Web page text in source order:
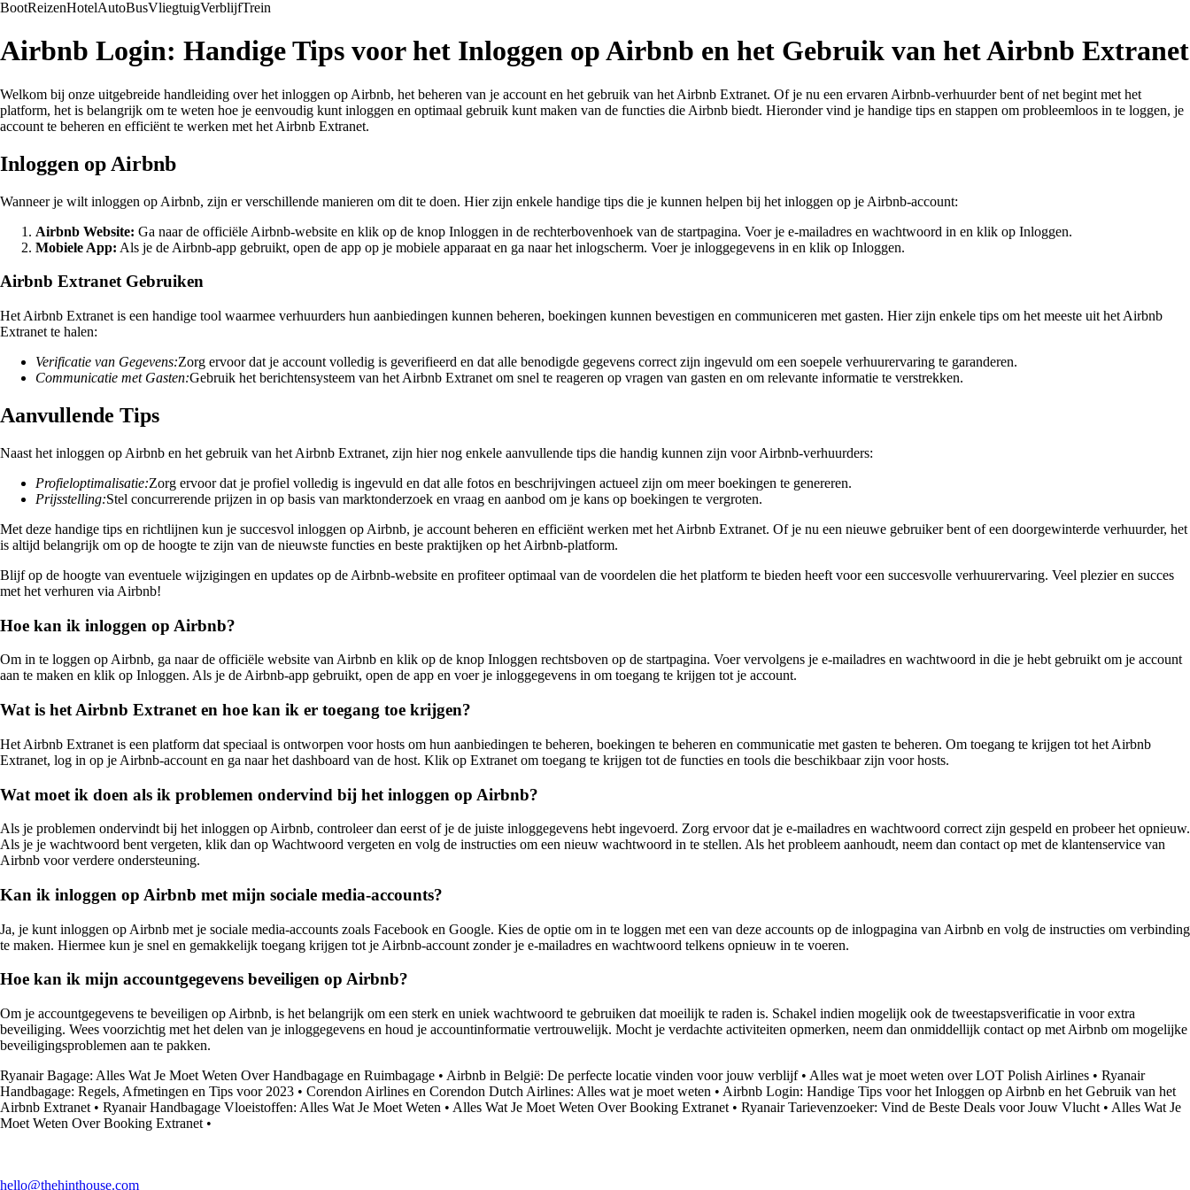
BootReizenHotelAutoBusVliegtuigVerblijfTrein
Airbnb Login: Handige Tips voor het Inloggen op Airbnb en het Gebruik van het Airbnb Extranet
Welkom bij onze uitgebreide handleiding over het inloggen op Airbnb, het beheren van je account en het gebruik van het Airbnb Extranet. Of je nu een ervaren Airbnb-verhuurder bent of net begint met het
platform, het is belangrijk om te weten hoe je eenvoudig kunt inloggen en optimaal gebruik kunt maken van de functies die Airbnb biedt. Hieronder vind je handige tips en stappen om probleemloos in te loggen, je
account te beheren en efficiënt te werken met het Airbnb Extranet.
Inloggen op Airbnb
Wanneer je wilt inloggen op Airbnb, zijn er verschillende manieren om dit te doen. Hier zijn enkele handige tips die je kunnen helpen bij het inloggen op je Airbnb-account:
Airbnb Website: Ga naar de officiële Airbnb-website en klik op de knop Inloggen in de rechterbovenhoek van de startpagina. Voer je e-mailadres en wachtwoord in en klik op Inloggen.
Mobiele App: Als je de Airbnb-app gebruikt, open de app op je mobiele apparaat en ga naar het inlogscherm. Voer je inloggegevens in en klik op Inloggen.
Airbnb Extranet Gebruiken
Het Airbnb Extranet is een handige tool waarmee verhuurders hun aanbiedingen kunnen beheren, boekingen kunnen bevestigen en communiceren met gasten. Hier zijn enkele tips om het meeste uit het Airbnb
Extranet te halen:
Verificatie van Gegevens:Zorg ervoor dat je account volledig is geverifieerd en dat alle benodigde gegevens correct zijn ingevuld om een soepele verhuurervaring te garanderen.
Communicatie met Gasten:Gebruik het berichtensysteem van het Airbnb Extranet om snel te reageren op vragen van gasten en om relevante informatie te verstrekken.
Aanvullende Tips
Naast het inloggen op Airbnb en het gebruik van het Airbnb Extranet, zijn hier nog enkele aanvullende tips die handig kunnen zijn voor Airbnb-verhuurders:
Profieloptimalisatie:Zorg ervoor dat je profiel volledig is ingevuld en dat alle fotos en beschrijvingen actueel zijn om meer boekingen te genereren.
Prijsstelling:Stel concurrerende prijzen in op basis van marktonderzoek en vraag en aanbod om je kans op boekingen te vergroten.
Met deze handige tips en richtlijnen kun je succesvol inloggen op Airbnb, je account beheren en efficiënt werken met het Airbnb Extranet. Of je nu een nieuwe gebruiker bent of een doorgewinterde verhuurder, het
is altijd belangrijk om op de hoogte te zijn van de nieuwste functies en beste praktijken op het Airbnb-platform.
Blijf op de hoogte van eventuele wijzigingen en updates op de Airbnb-website en profiteer optimaal van de voordelen die het platform te bieden heeft voor een succesvolle verhuurervaring. Veel plezier en succes
met het verhuren via Airbnb!
Hoe kan ik inloggen op Airbnb?
Om in te loggen op Airbnb, ga naar de officiële website van Airbnb en klik op de knop Inloggen rechtsboven op de startpagina. Voer vervolgens je e-mailadres en wachtwoord in die je hebt gebruikt om je account
aan te maken en klik op Inloggen. Als je de Airbnb-app gebruikt, open de app en voer je inloggegevens in om toegang te krijgen tot je account.
Wat is het Airbnb Extranet en hoe kan ik er toegang toe krijgen?
Het Airbnb Extranet is een platform dat speciaal is ontworpen voor hosts om hun aanbiedingen te beheren, boekingen te beheren en communicatie met gasten te beheren. Om toegang te krijgen tot het Airbnb
Extranet, log in op je Airbnb-account en ga naar het dashboard van de host. Klik op Extranet om toegang te krijgen tot de functies en tools die beschikbaar zijn voor hosts.
Wat moet ik doen als ik problemen ondervind bij het inloggen op Airbnb?
Als je problemen ondervindt bij het inloggen op Airbnb, controleer dan eerst of je de juiste inloggegevens hebt ingevoerd. Zorg ervoor dat je e-mailadres en wachtwoord correct zijn gespeld en probeer het opnieuw.
Als je je wachtwoord bent vergeten, klik dan op Wachtwoord vergeten en volg de instructies om een nieuw wachtwoord in te stellen. Als het probleem aanhoudt, neem dan contact op met de klantenservice van
Airbnb voor verdere ondersteuning.
Kan ik inloggen op Airbnb met mijn sociale media-accounts?
Ja, je kunt inloggen op Airbnb met je sociale media-accounts zoals Facebook en Google. Kies de optie om in te loggen met een van deze accounts op de inlogpagina van Airbnb en volg de instructies om verbinding
te maken. Hiermee kun je snel en gemakkelijk toegang krijgen tot je Airbnb-account zonder je e-mailadres en wachtwoord telkens opnieuw in te voeren.
Hoe kan ik mijn accountgegevens beveiligen op Airbnb?
Om je accountgegevens te beveiligen op Airbnb, is het belangrijk om een sterk en uniek wachtwoord te gebruiken dat moeilijk te raden is. Schakel indien mogelijk ook de tweestapsverificatie in voor extra
beveiliging. Wees voorzichtig met het delen van je inloggegevens en houd je accountinformatie vertrouwelijk. Mocht je verdachte activiteiten opmerken, neem dan onmiddellijk contact op met Airbnb om mogelijke
beveiligingsproblemen aan te pakken.
Ryanair Bagage: Alles Wat Je Moet Weten Over Handbagage en Ruimbagage • Airbnb in België: De perfecte locatie vinden voor jouw verblijf• Alles wat je moet weten over LOT Polish Airlines • Ryanair
Handbagage: Regels, Afmetingen en Tips voor 2023 • Corendon Airlines en Corendon Dutch Airlines: Alles wat je moet weten • Airbnb Login: Handige Tips voor het Inloggen op Airbnb en het Gebruik van het
Airbnb Extranet • Ryanair Handbagage Vloeistoffen: Alles Wat Je Moet Weten • Alles Wat Je Moet Weten Over Booking Extranet • Ryanair Tarievenzoeker: Vind de Beste Deals voor Jouw Vlucht • Alles Wat Je
Moet Weten Over Booking Extranet •
hello@thehinthouse.com